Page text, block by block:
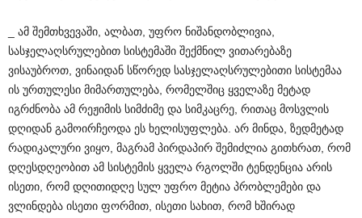
_ ამ შემთხვევაში, ალბათ, უფრო ნიშანდობლივია,
სასჯელაღსრულებით სისტემაში შექმნილ ვითარებაზე
ვისაუბროთ, ვინაიდან სწორედ სასჯელაღსრულებითი სისტემაა
ის ურთულესი მიმართულება, რომელშიც ყველაზე მეტად
იგრძნობა ამ რეჟიმის სიმძიმე და სიმკაცრე, რითაც მოსვლის
დღიდან გამოირჩეოდა ეს ხელისუფლება. არ მინდა, ზედმეტად
რადიკალური ვიყო, მაგრამ პირდაპირ შემიძლია გითხრათ, რომ
დღესდღეობით ამ სისტემის ყველა რგოლში ტენდენცია არის
ისეთი, რომ დღითიდღე სულ უფრო მეტია პრობლემები და
ვლინდება ისეთი ფორმით, ისეთი სახით, რომ ხშირად